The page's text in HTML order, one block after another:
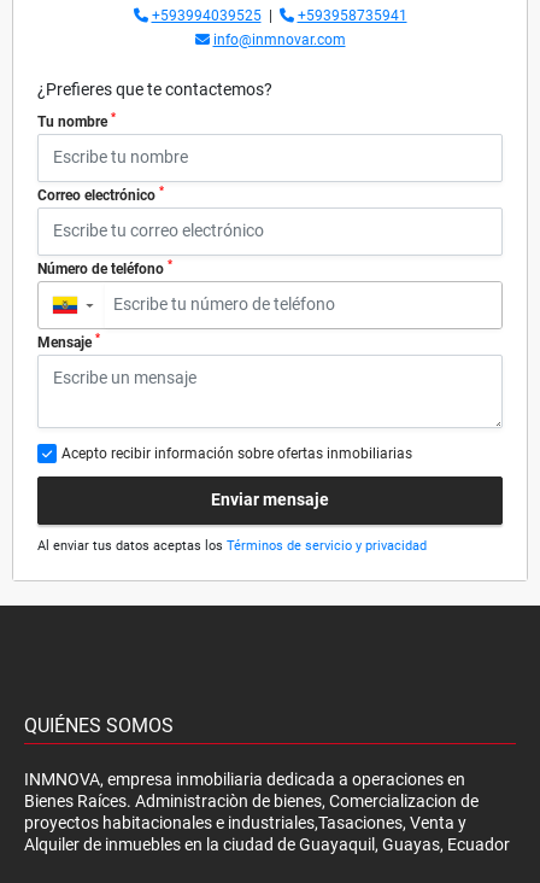
+593994039525|
+593958735941
info@inmnovar.com
¿Prefieres que te contactemos?
Tu nombre *
Correo electrónico *
Número de teléfono *
▼
Mensaje *
Acepto recibir información sobre ofertas inmobiliarias
Enviar mensaje
Al enviar tus datos aceptas los Términos de servicio y privacidad
QUIÉNES SOMOS
INMNOVA, empresa inmobiliaria dedicada a operaciones en
Bienes Raíces. Administraciòn de bienes, Comercializacion de
proyectos habitacionales e industriales,Tasaciones, Venta y
Alquiler de inmuebles en la ciudad de Guayaquil, Guayas, Ecuador